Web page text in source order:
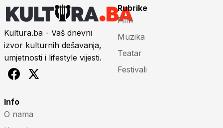
Kultura.ba - Vaš dnevni
izvor kulturnih dešavanja,
umjetnosti i lifestyle vijesti.
Rubrike
Film
Muzika
Teatar
Festivali
Info
O nama